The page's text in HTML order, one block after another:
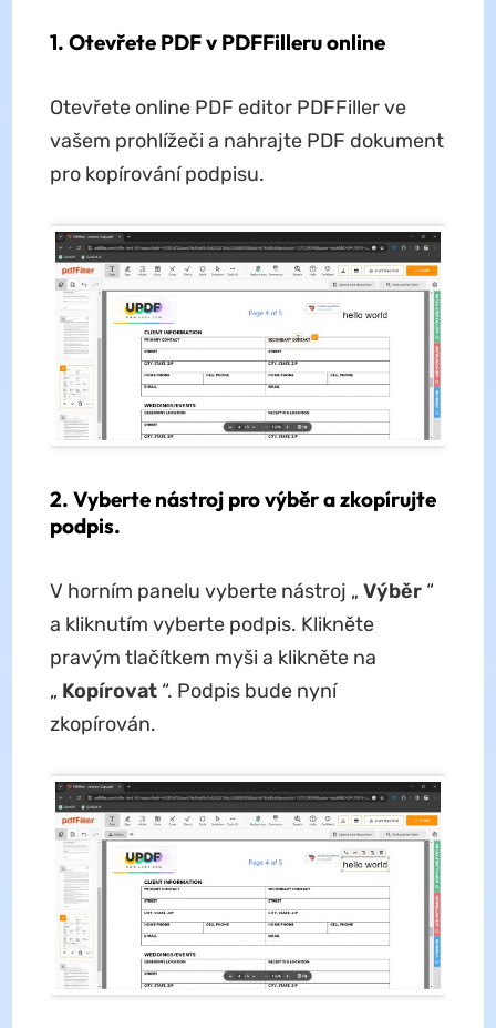
1. Otevřete PDF v PDFFilleru online
Otevřete online PDF editor PDFFiller ve
vašem prohlížeči a nahrajte PDF dokument
pro kopírování podpisu.
2. Vyberte nástroj pro výběr a zkopírujte
podpis.
V horním panelu vyberte nástroj „ Výběr“
a kliknutím vyberte podpis. Klikněte
pravým tlačítkem myši a klikněte na
„ Kopírovat“. Podpis bude nyní
zkopírován.